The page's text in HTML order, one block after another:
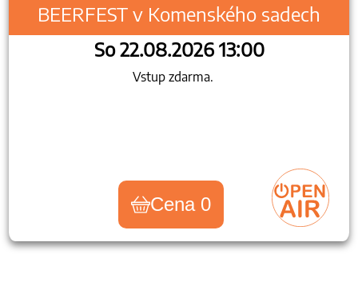
BEERFEST v Komenského sadech
So 22.08.2026 13:00
Vstup zdarma.
Cena 0